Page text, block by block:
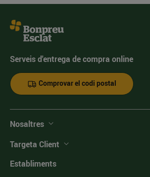
Serveis d'entrega de compra online
Comprovar el codi postal
Nosaltres
Targeta Client
Establiments